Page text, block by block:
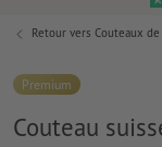
Retour vers Couteaux
Premium
Couteau